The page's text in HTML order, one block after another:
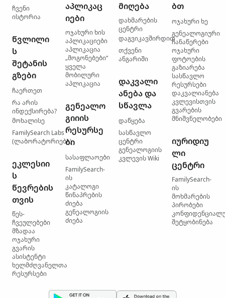
ჩვენი
ისტორია
წვლილი
ს
შეტანის
გზები
ჩაერთეთ
რა არის
ინდექსირება?
მოხალისე
FamilySearch Labs
(ლაბორატორიები)
ეკლესიი
ს
წევრების
თვის
წეს-
ჩვეულებები
მზადაა
ოჯახური
გვარის
ასისტენტი
ხელმძღვანელთა
რესურსები
აპლიკაც
იები
ოჯახური ხის
აპლიკაციები
აპლიკაცია
„მოგონებები“
ყველა
მობილური
აპლიკაცია
გენეალო
გიიის
რესურსე
ბი
სასაფლაოები
FamilySearch-
ის
კატალოგი
წინაპრების
ძიება
გენეალოგიის
ძიება
მიღება
დახმარების
ცენტრი
დაგვიკავშირდით
თქვენი
ანგარიში
დაკვალი
ანება და
სწავლა
დაწყება
სასწავლო
ცენტრი
გენეალოგიის
კვლევის Wiki
ბთ
ოჯახური ხე
გენეალოგიური
ჩანაწერები
ოჯახური
ფოტოების
გაზიარება
სასწავლო
რესურსები
დაკვალიანება
კვლევისთვის
გვარების
მნიშვნელობები
იურიდიუ
ლი
ცენტრი
FamilySearch-
ის
მოხმარების
პირობები
შეტყობინება